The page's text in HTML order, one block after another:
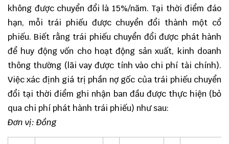
không được chuyển đổi là 15%/năm. Tại thời điểm đáo
hạn, mỗi trái phiếu được chuyển đổi thành một cổ
phiếu. Biết rằng trái phiếu chuyển đổi được phát hành
để huy động vốn cho hoạt động sản xuất, kinh doanh
thông thường (lãi vay được tính vào chi phí tài chính).
Việc xác định giá trị phần nợ gốc của trái phiếu chuyển
đổi tại thời điểm ghi nhận ban đầu được thực hiện (bỏ
qua chi phí phát hành trái phiếu) như sau:
Đơn vị: Đồng